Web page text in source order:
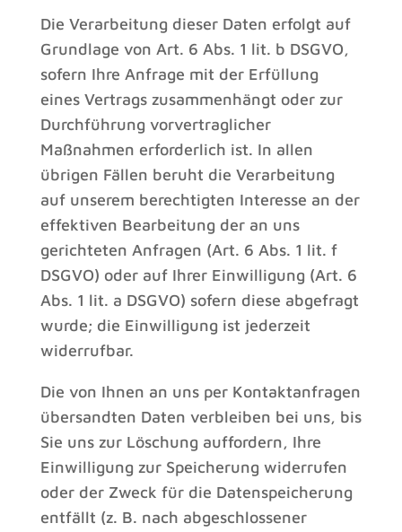
Die Verarbeitung dieser Daten erfolgt auf
Grundlage von Art. 6 Abs. 1 lit. b DSGVO,
sofern Ihre Anfrage mit der Erfüllung
eines Vertrags zusammenhängt oder zur
Durchführung vorvertraglicher
Maßnahmen erforderlich ist. In allen
übrigen Fällen beruht die Verarbeitung
auf unserem berechtigten Interesse an der
effektiven Bearbeitung der an uns
gerichteten Anfragen (Art. 6 Abs. 1 lit. f
DSGVO) oder auf Ihrer Einwilligung (Art. 6
Abs. 1 lit. a DSGVO) sofern diese abgefragt
wurde; die Einwilligung ist jederzeit
widerrufbar.
Die von Ihnen an uns per Kontaktanfragen
übersandten Daten verbleiben bei uns, bis
Sie uns zur Löschung auffordern, Ihre
Einwilligung zur Speicherung widerrufen
oder der Zweck für die Datenspeicherung
entfällt (z. B. nach abgeschlossener